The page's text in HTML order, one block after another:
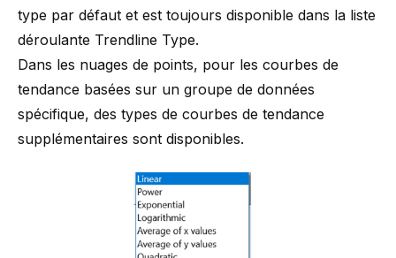
type par défaut et est toujours disponible dans la liste
déroulante Trendline Type.
Dans les nuages de points, pour les courbes de
tendance basées sur un groupe de données
spécifique, des types de courbes de tendance
supplémentaires sont disponibles.